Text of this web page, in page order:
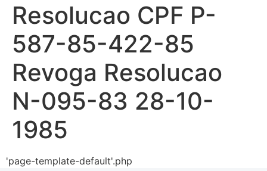
Resolucao CPF P-
587-85-422-85
Revoga Resolucao
N-095-83 28-10-
1985
'page-template-default'.php